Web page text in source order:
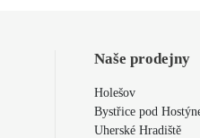
Naše prodejny
Holešov
Bystřice pod
Uherské Hradiště